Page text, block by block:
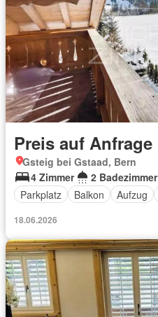
Preis auf Anfrage
Gsteig bei Gstaad, Bern
4 Zimmer
2 Badezimmer
Parkplatz
Balkon Aufzug
18.06.2026